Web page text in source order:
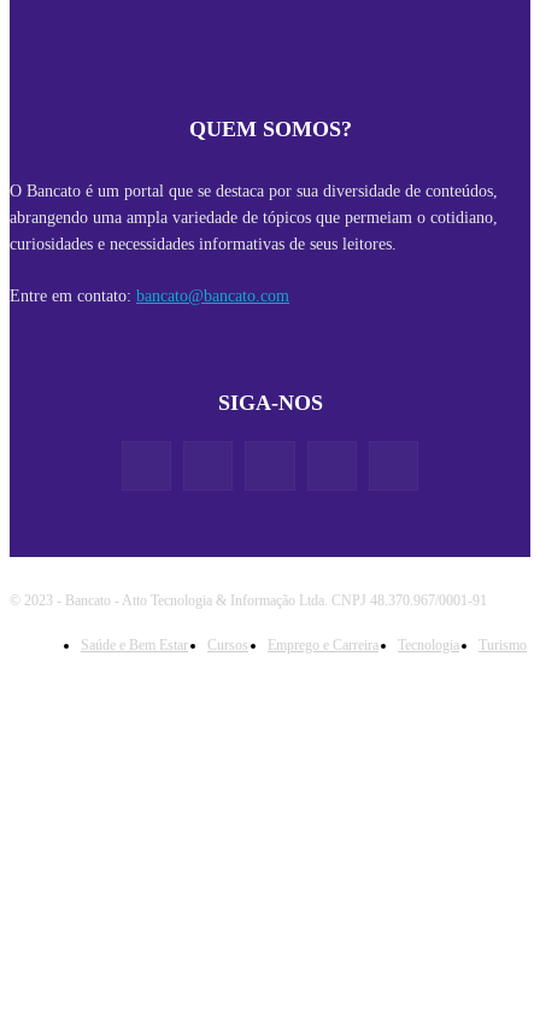
QUEM SOMOS?
O Bancato é um portal que se destaca por sua diversidade de conteúdos,
abrangendo uma ampla variedade de tópicos que permeiam o cotidiano,
curiosidades e necessidades informativas de seus leitores.
Entre em contato: bancato@bancato.com
SIGA-NOS
© 2023 - Bancato - Atto Tecnologia & Informação Ltda. CNPJ 48.370.967/0001-91
Saúde e Bem Estar Cursos Emprego e Carreira Tecnologia Turismo